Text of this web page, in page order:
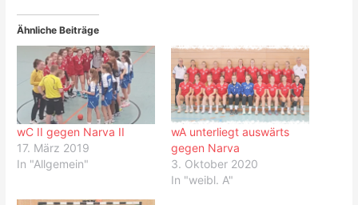
Ähnliche Beiträge
wC II gegen Narva II
17. März 2019
In "Allgemein"
wA unterliegt auswärts
gegen Narva
3. Oktober 2020
In "weibl. A"